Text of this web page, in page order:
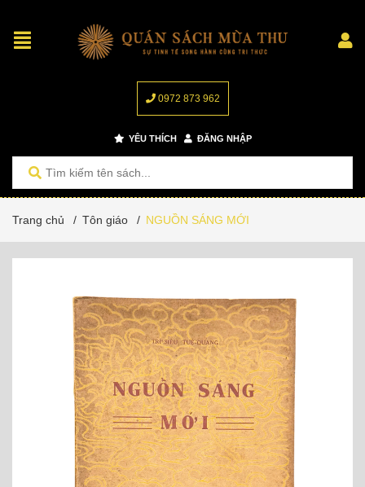
0972 873 962
YÊU THÍCH ĐĂNG NHẬP
Trang chủ / Tôn giáo / NGUỒN SÁNG MỚI